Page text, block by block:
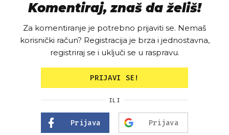
Komentiraj, znaš da želiš!
Za komentiranje je potrebno prijaviti se. Nemaš
korisnički račun? Registracija je brza i jednostavna,
registriraj se i uključi se u raspravu.
PRIJAVI SE!
ILI
Prijava Prijava